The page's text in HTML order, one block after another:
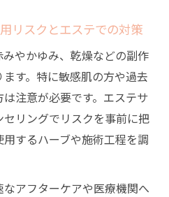
リスクとエステでの対策
やかゆみ、乾燥などの副作
す。特に敏感肌の方や過去
注意が必要です。エステサ
リングでリスクを事前に把
するハーブや施術工程を調
アフターケアや医療機関へ